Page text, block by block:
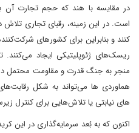
است. در این زمینه، رقبای تجاری تلاش
کنند و بنابراین برای کشورهای
ریسک‌های ژئوپلیتیکی ایجاد می‌کنند.
منجر به جنگ قدرت و مقاومت‌ محتمل
هماوردی ها می‌تواند به شکل
های نیابتی یا تلاش‌هایی برای کنترل
اکنون که به بُعد سرمایه‌گذاری در این